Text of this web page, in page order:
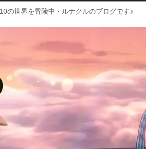
の世界を冒険中・ルナクルのブログです♪